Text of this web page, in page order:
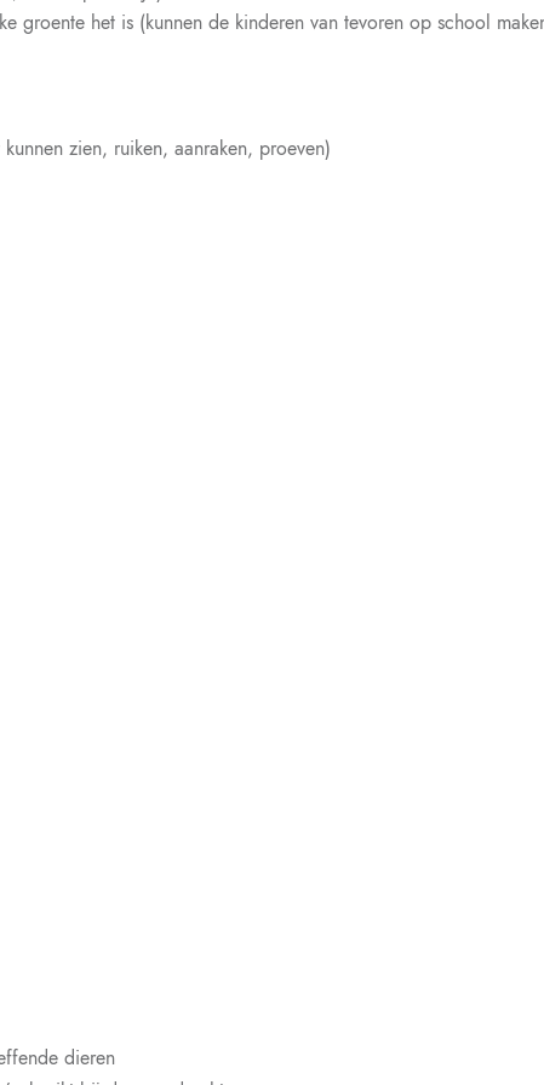
groente het is (kunnen de kinderen van tevoren op school
zien, ruiken, aanraken, proeven)
dieren